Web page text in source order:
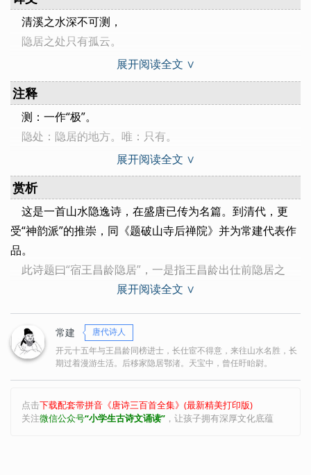
清溪之水深不可测，
隐居之处只有孤云。
松林中间明月微露，
洒下清辉似为郎君。
茅亭花影睡意正浓，
芍药园圃滋生苔纹。
我也想要谢绝世俗，
来与西山鸾鹤合群。
展开阅读全文 ∨
注释
测：一作“极”。
隐处：隐居的地方。唯：只有。
宿：比喻夜静花影如眠。
药院：种芍药的庭院。滋：生长着。
余：我。谢时：辞去世俗之累。
鸾鹤：古常指仙人的禽鸟。群：与……为伍。
展开阅读全文 ∨
赏析
这是一首山水隐逸诗，在盛唐已传为名篇。到清代，更
受“神韵派”的推崇，同《题破山寺后禅院》并为常建代表作
品。
此诗题曰“宿王昌龄隐居”，一是指王昌龄出仕前隐居之
处，二是说当时王昌龄不在此地。王昌龄及第时大约已有三
即此诗所说“清溪”所在。常建任职的盱眙，即今江苏盱眙，
与石门山分处淮河南北。常建辞官西返武昌樊山，大概渡淮
绕道不远，就近到石门山一游，并在王昌龄隐居处住了一
首联写王昌龄隐居所在。“深不测”一作“深不极”，并非指
水的深度，而是说清溪水流入石门山深处，见不到头。王昌
展开阅读全文 ∨
常建
唐代诗人
开元十五年与王昌龄同榜进士，长仕宦不得意，来往山水名胜，长
期过着漫游生活。后移家隐居鄂渚。天宝中，曾任盱眙尉。
点击下载配套带拼音《唐诗三百首全集》(最新精美打印版)
关注微信公众号“小学生古诗文诵读” ，让孩子拥有深厚文化底蕴